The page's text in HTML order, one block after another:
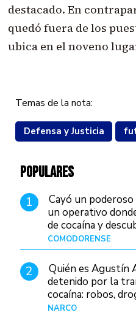
destacado. En
quedó fuera de los
ubica en el noveno
Temas de la nota:
Defensa y Justicia
POPULARES
1
Cayó un
un operativo
de cocaína y
Patagonia
COMODORENSE
2
Quién es Agustín
detenido por la
cocaína: robos,
judiciales
NARCO